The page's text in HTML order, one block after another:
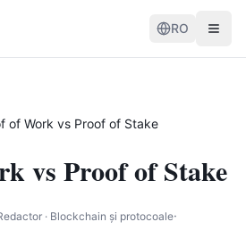
RO
of Work vs Proof of Stake
vs Proof of Stake
· Blockchain și protocoale·